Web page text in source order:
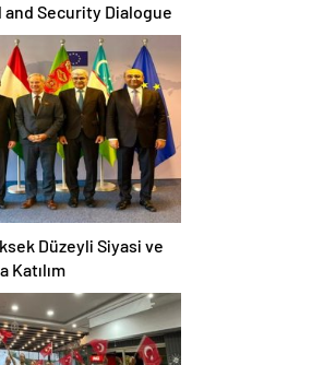
Security Dialogue
Düzeyli Siyasi ve
Katılım